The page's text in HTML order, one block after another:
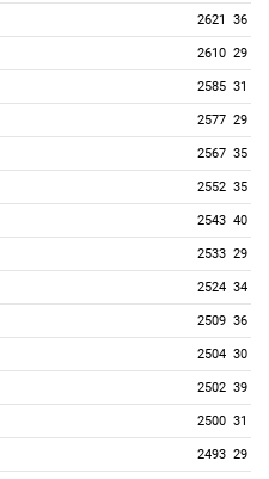
2621 36
2610 29
2585 31
2577 29
2567 35
2552 35
2543 40
2533 29
2524 34
2509 36
2504 30
2502 39
2500 31
2493 29